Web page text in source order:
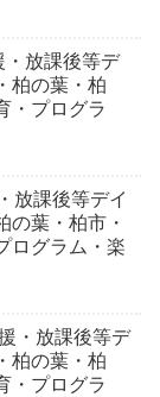
放課後等デ
柏の葉・柏
・プログラ
放課後等デイ
の葉・柏市・
ログラム・楽
・放課後等デ
柏の葉・柏
・プログラ